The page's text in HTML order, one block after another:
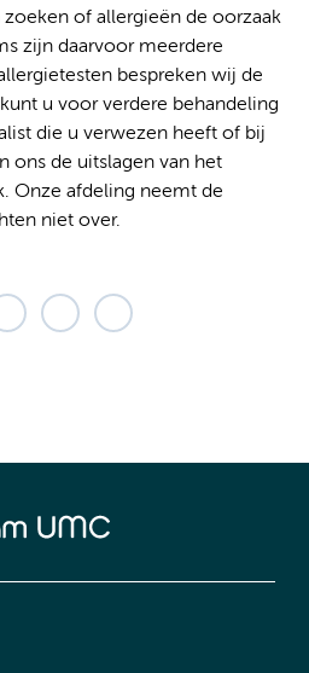
of allergieën de oorzaak
zijn daarvoor meerdere
bespreken wij de
u voor verdere behandeling
die u verwezen heeft of bij
ons de uitslagen van het
Onze afdeling neemt de
niet over.